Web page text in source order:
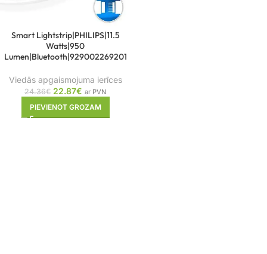
Smart Lightstrip|PHILIPS|11.5
Watts|950
Lumen|Bluetooth|929002269201
Viedās apgaismojuma ierīces
24.36€ 22.87€ ar PVN
PIEVIENOT GROZAM